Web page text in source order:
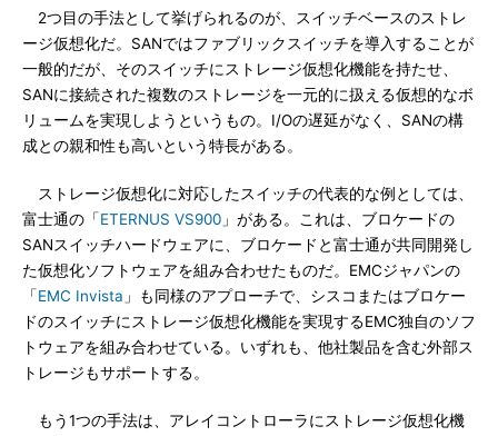
2つ目の手法として挙げられるのが、スイッチベースのストレ
ージ仮想化だ。SANではファブリックスイッチを導入することが
一般的だが、そのスイッチにストレージ仮想化機能を持たせ、
SANに接続された複数のストレージを一元的に扱える仮想的なボ
リュームを実現しようというもの。I/Oの遅延がなく、SANの構
成との親和性も高いという特長がある。
ストレージ仮想化に対応したスイッチの代表的な例としては、
富士通の「ETERNUS VS900 」がある。これは、ブロケードの
SANスイッチハードウェアに、ブロケードと富士通が共同開発し
た仮想化ソフトウェアを組み合わせたものだ。EMCジャパンの
「EMC Invista 」も同様のアプローチで、シスコまたはブロケー
ドのスイッチにストレージ仮想化機能を実現するEMC独自のソフ
トウェアを組み合わせている。いずれも、他社製品を含む外部ス
トレージもサポートする。
もう1つの手法は、アレイコントローラにストレージ仮想化機